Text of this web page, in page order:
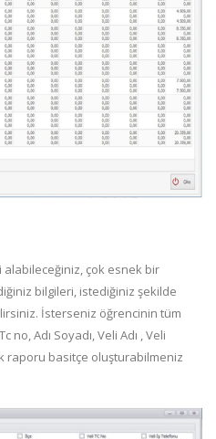
alabileceğiniz, çok esnek bir
bilgileri, istediğiniz şekilde
İsterseniz öğrencinin tüm
Adı Soyadı, Veli Adı , Veli
raporu basitçe oluşturabilmeniz